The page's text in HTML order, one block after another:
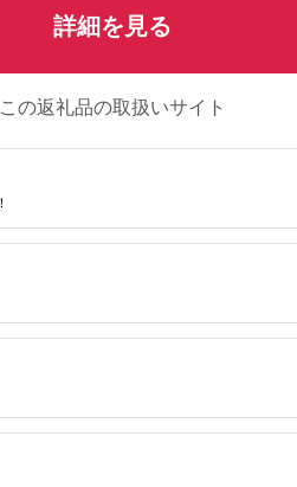
詳細を見る
この返礼品の取扱いサイト